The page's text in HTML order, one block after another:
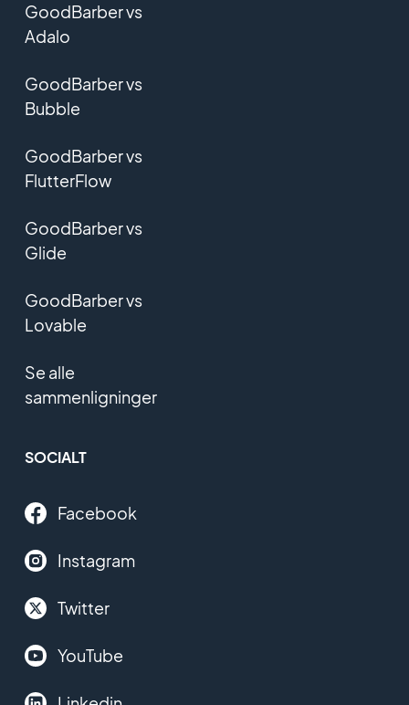
GoodBarber vs
Adalo
GoodBarber vs
Bubble
GoodBarber vs
FlutterFlow
GoodBarber vs
Glide
GoodBarber vs
Lovable
Se alle
sammenligninger
SOCIALT
Facebook
Instagram
Twitter
YouTube